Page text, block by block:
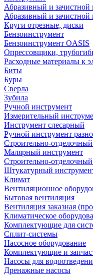
Абразивный и зачистной
Абразивный и зачистной
Круги отрезные, диски
Бензоинструмент
Бензоинструмент OASIS
Опрессовщики,
Расходные материалы к
Биты
Буры
Сверла
Зубила
Ручной инструмент
Измерительный
Инструмент слесарный
Ручной инструмент
Строительно-
Малярный инструмент
Строительно-
Штукатурный
Климат
Вентиляционное
Бытовая вентиляция
Вентиляция заказная
Климатическое
Комплектующие для
Сплит-системы
Насосное оборудование
Комплектующие и
Насосы для
Дренажные насосы